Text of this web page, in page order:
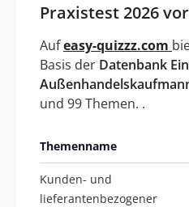
Praxistest 2026
Aufeasy-quizzz.com
Basis der Datenbank
und 99 Themen. .
Themenname
Kunden- und
lieferantenbezogener